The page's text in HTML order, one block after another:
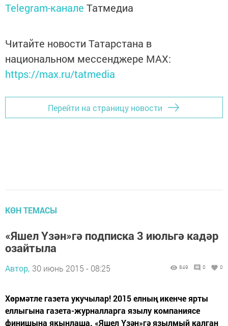
Telegram-канале Татмедиа
Читайте новости Татарстана в
национальном мессенджере MАХ:
https://max.ru/tatmedia
Перейти на страницу новости
КӨН ТЕМАСЫ
«Яшел Үзән»гә подписка 3 июльгә кадәр
озайтыла
Автор, 30 июнь 2015 - 08:25 849 0 0
Хөрмәтле газета укучылар! 2015 елның икенче ярты
еллыгына газета-журналларга язылу компаниясе
финишына якынлаша. «Яшел Үзән»гә язылмый калган